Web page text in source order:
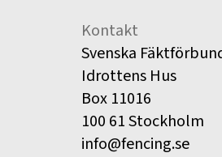
Kontakt
Svenska
Idrottens Hus
Box 11016
100 61 Stockholm
info@fencing.se